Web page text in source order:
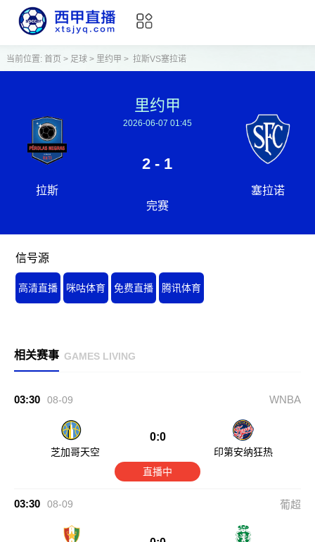
当前位置: 首页 > 足球> 里约甲 > 拉斯VS塞拉诺
拉斯
里约甲
2026-06-07 01:45
2 - 1
完赛
塞拉诺
信号源
高清直播 咪咕体育 免费直播 腾讯体育
相关赛事 GAMES LIVING
03:30 08-09 WNBA
芝加哥天空
0:0
印第安纳狂热
直播中
03:30 08-09 葡超